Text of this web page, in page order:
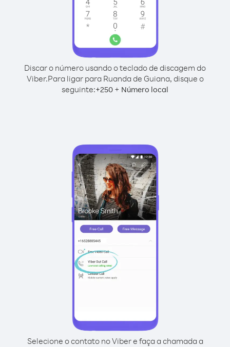
Discar o número usando o teclado de discagem do
Viber.Para ligar para Ruanda de Guiana, disque o
seguinte:+250 + Número local
Selecione o contato no Viber e faça a chamada a